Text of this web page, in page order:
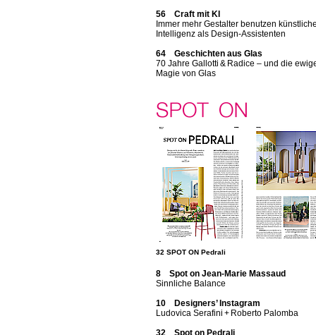
56 Craft mit KI
Immer mehr Gestalter benutzen
Intelligenz als Design-Assistenten
64 Geschichten aus Glas
70 Jahre Gallotti & Radice – und die
Magie von Glas
32 SPOT ON Pedrali
8 Spot on Jean-Marie Massaud
Sinnliche Balance
10 Designers’ Instagram
Ludovica Serafini + Roberto Palomba
32 Spot on Pedrali